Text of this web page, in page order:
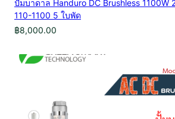
ปั้มบาดาล Handuro DC Brushless 1100W
110-1100 5 ใบพัด
฿8,000.00